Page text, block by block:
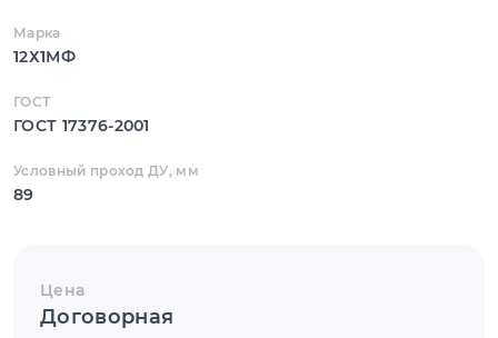
Марка
12Х1МФ
ГОСТ
ГОСТ 17376-2001
Условный проход ДУ, мм
89
Цена
Договорная